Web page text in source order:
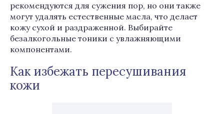
рекомендуются для сужения пор, но они также
могут удалять естественные масла, что делает
кожу сухой и раздраженной. Выбирайте
безалкогольные тоники с увлажняющими
компонентами.
Как избежать пересушивания
кожи